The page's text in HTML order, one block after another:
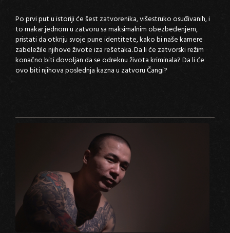
Po prvi put u istoriji će šest zatvorenika, višestruko osuđivanih, i
to makar jednom u zatvoru sa maksimalnim obezbeđenjem,
pristati da otkriju svoje pune identitete, kako bi naše kamere
zabeležile njihove živote iza rešetaka. Da li će zatvorski režim
konačno biti dovoljan da se odreknu života kriminala? Da li će
ovo biti njihova poslednja kazna u zatvoru Čangi?